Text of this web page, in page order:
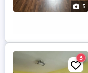
5
3